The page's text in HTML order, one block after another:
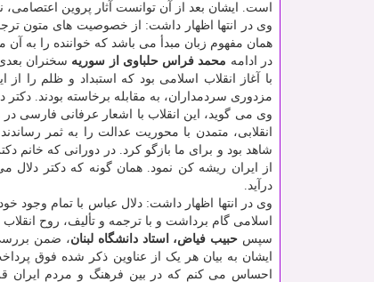
است. ایشان بعد از آن توانست آثار پروین اعتصامی،
وی در انتها اظهار داشت: از خصوصیت های متون
همان مفهوم زبان مبدأ می باشد که خواننده را به
در ادامه محمد فراس حلباوی از سوریه سخنران
با آغاز انقلاب اسلامی بود که استبداد و ظلم را
مزدوری سردمداران، به مقابله برخاسته بودند.
وی می گوید، این انقلاب با اشعار عرفانی فارسی
انقلابی، متمدن با محوریت عدالت را به ثمر
شاهد بود و برای ما بازگو کرد. در دورانی که خانم
از ایران ریشه کن نمود. همان گونه که دکتر دلال
درآید.
وی در انتها اظهار داشت: دلال عباس با تمام وجود
اسلامی گام برداشت و با ترجمه و تألیف، روح
سپس حبیب فیاض، استاد دانشگاه لبنان، ضمن
ایشان به بیان هر یک از عناوین ذکر شده فوق
احساس می کنم که در بین فرهنگ و مردم ایران